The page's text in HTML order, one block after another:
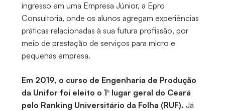
ingresso em uma Empresa Júnior, a Epro
Consultoria, onde os alunos agregam experiências
práticas relacionadas à sua futura profissão, por
meio de prestação de serviços para micro e
pequenas empresa.
Em 2019, o curso de Engenharia de Produção
da Unifor foi eleito o 1º lugar geral do Ceará
pelo Ranking Universitário da Folha (RUF). Já